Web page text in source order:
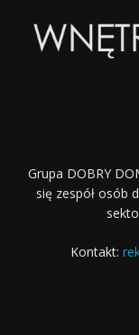
Grupa DOBRY
się zespół osób
Kontakt: